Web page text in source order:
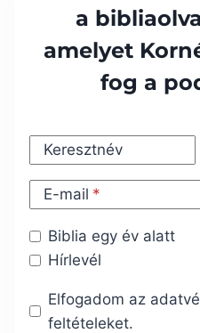
a
amelyet
fog a
Keresztnév
E-mail
Biblia egy év alatt
Hírlevél
Elfogadom az
feltételeket.